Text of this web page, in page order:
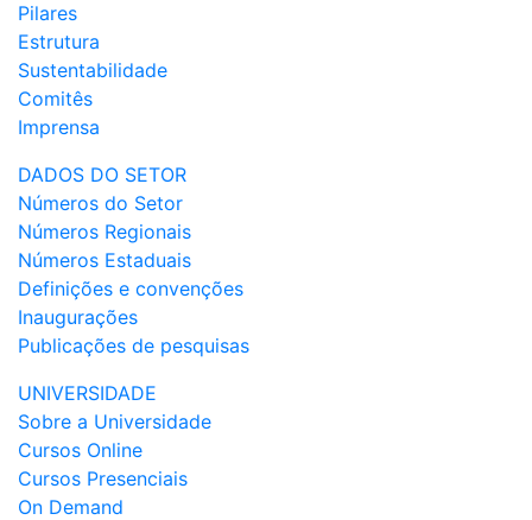
Pilares
Estrutura
Sustentabilidade
Comitês
Imprensa
DADOS DO SETOR
Números do Setor
Números Regionais
Números Estaduais
Definições e convenções
Inaugurações
Publicações de pesquisas
UNIVERSIDADE
Sobre a Universidade
Cursos Online
Cursos Presenciais
On Demand